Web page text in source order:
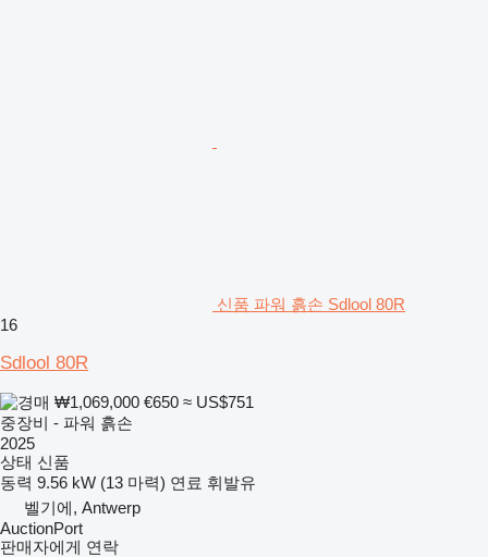
신품 파워 흙손 Sdlool 80R
16
Sdlool 80R
₩1,069,000 €650 ≈ US$751
중장비 - 파워 흙손
2025
상태 신품
동력 9.56 kW (13 마력) 연료 휘발유
벨기에, Antwerp
AuctionPort
판매자에게 연락